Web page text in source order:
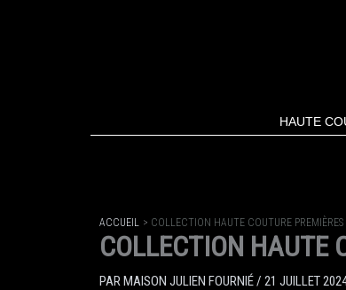
HAUTE
ACCUEIL COLLECTION HAUTE COUTURE
COLLECTION HAUTE
PARMAISON JULIEN FOURNIÉ/ 21 JUILLET